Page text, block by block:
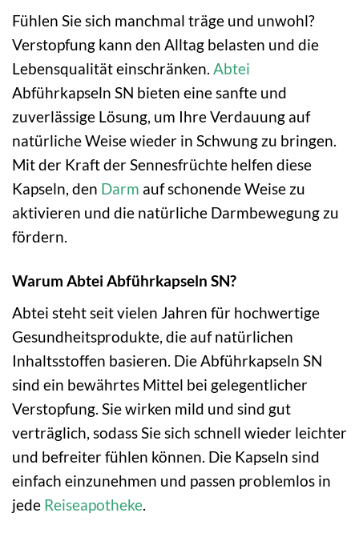
Fühlen Sie sich manchmal träge und unwohl?
Verstopfung kann den Alltag belasten und die
Lebensqualität einschränken. Abtei
Abführkapseln SN bieten eine sanfte und
zuverlässige Lösung, um Ihre Verdauung auf
natürliche Weise wieder in Schwung zu bringen.
Mit der Kraft der Sennesfrüchte helfen diese
Kapseln, den Darm auf schonende Weise zu
aktivieren und die natürliche Darmbewegung zu
fördern.
Warum Abtei Abführkapseln SN?
Abtei steht seit vielen Jahren für hochwertige
Gesundheitsprodukte, die auf natürlichen
Inhaltsstoffen basieren. Die Abführkapseln SN
sind ein bewährtes Mittel bei gelegentlicher
Verstopfung. Sie wirken mild und sind gut
verträglich, sodass Sie sich schnell wieder leichter
und befreiter fühlen können. Die Kapseln sind
einfach einzunehmen und passen problemlos in
jede Reiseapotheke